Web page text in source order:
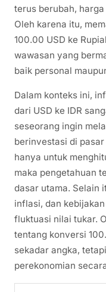
terus berubah,
Oleh karena itu,
100.00 USD ke
wawasan yang
baik personal
Dalam konteks ini,
dari USD ke IDR
seseorang ingin
berinvestasi di
hanya untuk
maka pengetahuan
dasar utama. Selain
inflasi, dan
fluktuasi nilai tukar.
tentang konversi
sekadar angka,
perekonomian